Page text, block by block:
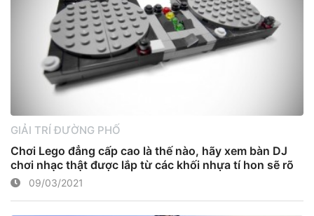
GIẢI TRÍ ĐƯỜNG PHỐ
Chơi Lego đẳng cấp cao là thế nào, hãy xem bàn DJ
chơi nhạc thật được lắp từ các khối nhựa tí hon sẽ rõ
09/03/2021